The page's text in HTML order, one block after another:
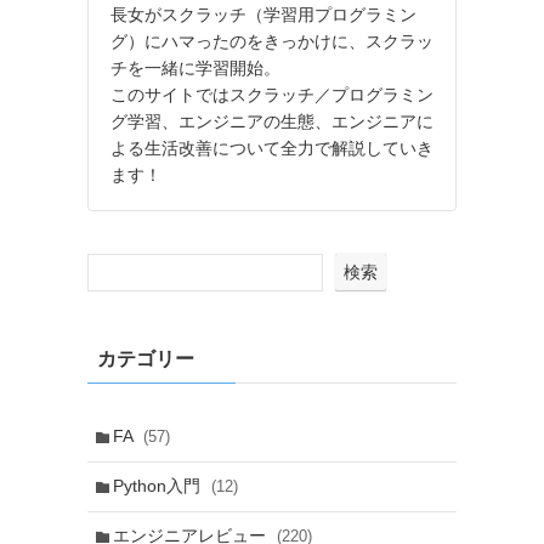
長女がスクラッチ（学習用プログラミン
グ）にハマったのをきっかけに、スクラッ
チを一緒に学習開始。
このサイトではスクラッチ／プログラミン
グ学習、エンジニアの生態、エンジニアに
よる生活改善について全力で解説していき
ます！
検索
カテゴリー
FA (57)
Python入門 (12)
エンジニアレビュー (220)